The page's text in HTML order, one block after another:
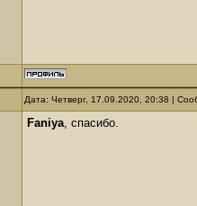
Дата: Четверг, 17.09.2020, 20:38 |
Faniya, спасибо.